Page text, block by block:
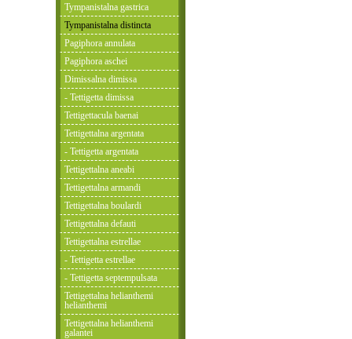
Tympanistalna gastrica
Tympanistalna distincta
Pagiphora annulata
Pagiphora aschei
Dimissalna dimissa
- Tettigetta dimissa
Tettigettacula baenai
Tettigettalna argentata
- Tettigetta argentata
Tettigettalna aneabi
Tettigettalna armandi
Tettigettalna boulardi
Tettigettalna defauti
Tettigettalna estrellae
- Tettigetta estrellae
- Tettigetta septempulsata
Tettigettalna helianthemi
helianthemi
Tettigettalna helianthemi
galantei